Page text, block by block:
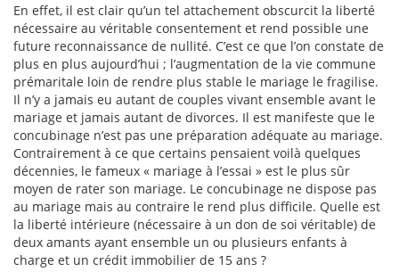
En effet, il est clair qu’un tel attachement obscurcit la liberté
nécessaire au véritable consentement et rend possible une
future reconnaissance de nullité. C’est ce que l’on constate de
plus en plus aujourd’hui ; l’augmentation de la vie commune
prémaritale loin de rendre plus stable le mariage le fragilise.
Il n’y a jamais eu autant de couples vivant ensemble avant le
mariage et jamais autant de divorces. Il est manifeste que le
concubinage n’est pas une préparation adéquate au mariage.
Contrairement à ce que certains pensaient voilà quelques
décennies, le fameux « mariage à l’essai » est le plus sûr
moyen de rater son mariage. Le concubinage ne dispose pas
au mariage mais au contraire le rend plus difficile. Quelle est
la liberté intérieure (nécessaire à un don de soi véritable) de
deux amants ayant ensemble un ou plusieurs enfants à
charge et un crédit immobilier de 15 ans ?